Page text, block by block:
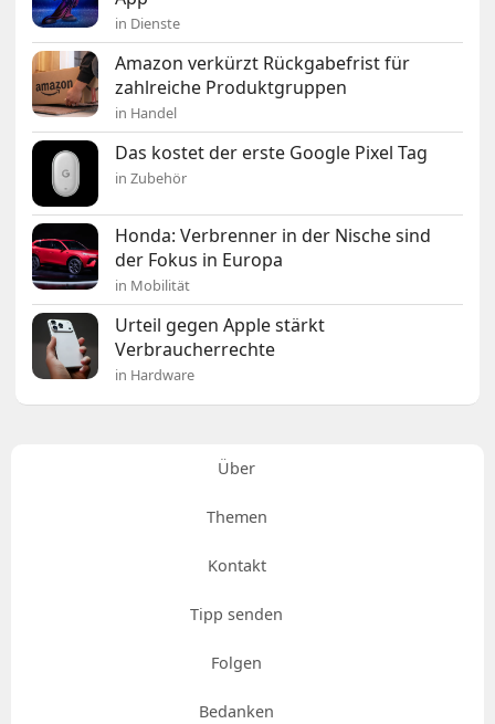
in Dienste
Amazon verkürzt Rückgabefrist für
zahlreiche Produktgruppen
in Handel
Das kostet der erste Google Pixel Tag
in Zubehör
Honda: Verbrenner in der Nische sind
der Fokus in Europa
in Mobilität
Urteil gegen Apple stärkt
Verbraucherrechte
in Hardware
Über
Themen
Kontakt
Tipp senden
Folgen
Bedanken